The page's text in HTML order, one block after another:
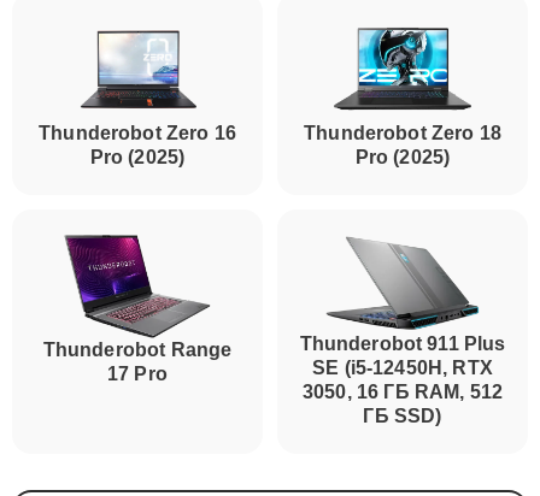
Thunderobot Zero 16
Pro (2025)
Thunderobot Zero 18
Pro (2025)
Thunderobot Range
17 Pro
Thunderobot 911 Plus
SE (i5-12450H, RTX
3050, 16 ГБ RAM, 512
ГБ SSD)